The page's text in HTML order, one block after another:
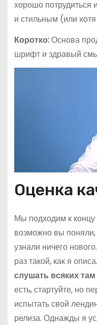
хорошо потрудиться
и стильным (или
Коротко:Основа
шрифт и здравый
Оценка
Мы подходим к
возможно вы
узнали ничего
раз такой, как я
слушать всяких
есть, стартуйте, но
испытать свой
релиза. Однажды я